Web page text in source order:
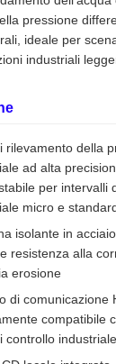
pressione
ideale per
industriali
rilevamento della
ad alta
per intervalli
micro e
isolante in
resistenza alla
erosione
di comunicazione
compatibile
controllo